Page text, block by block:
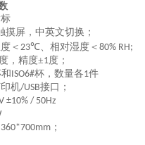
摸屏 ，中英文切换；
＜23℃、相对湿度＜ 80% RH;
度，精度±1度；
和 ISO6#杯，数量各1件
机/USB接口 ；
±10% / 50Hz
360*700mm ；